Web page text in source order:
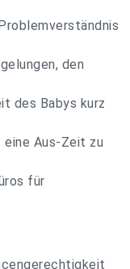
den
des Babys kurz
Aus-Zeit zu
für